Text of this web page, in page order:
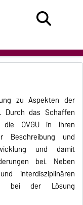
zu Aspekten der
Durch das Schaffen
die OVGU in ihren
Beschreibung und
und damit
bei. Neben
interdisziplinären
bei der Lösung